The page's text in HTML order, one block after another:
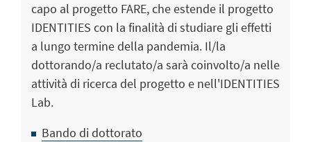
capo al progetto FARE, che estende il progetto
IDENTITIES con la finalità di studiare gli effetti
a lungo termine della pandemia. Il/la
dottorando/a reclutato/a sarà coinvolto/a nelle
attività di ricerca del progetto e nell'IDENTITIES
Lab.
Bando di dottorato